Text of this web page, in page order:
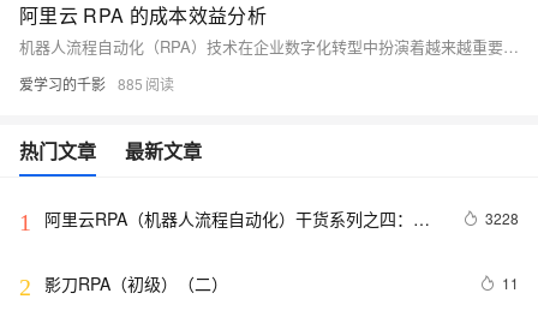
阿里云 RPA 的成本效益分析
机器人流程自动化（RPA）技术在企业数字化转型中扮演着越来越重要的角色。阿里云 RPA 作为一种高效的自动化解决方案，不仅可以提高业务效率，还可以降低运营成本。本文将对阿里云 RPA 的成本效益进行分析，帮助企业更好地评估和利用这一技术。
爱学习的千影 885
热门文章 最新文章
1
阿里云RPA（机器人流程自动化）干货系列之四：阿
3228
2 影刀RPA（初级）（二） 11